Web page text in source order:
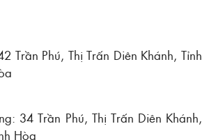
Trần Phú, Thị Trấn Diên Khánh, Tỉnh
34 Trần Phú, Thị Trấn Diên Khánh,
Hòa